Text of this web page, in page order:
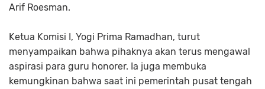
Arif Roesman.
Ketua Komisi I, Yogi Prima Ramadhan, turut
menyampaikan bahwa pihaknya akan terus mengawal
aspirasi para guru honorer. Ia juga membuka
kemungkinan bahwa saat ini pemerintah pusat tengah